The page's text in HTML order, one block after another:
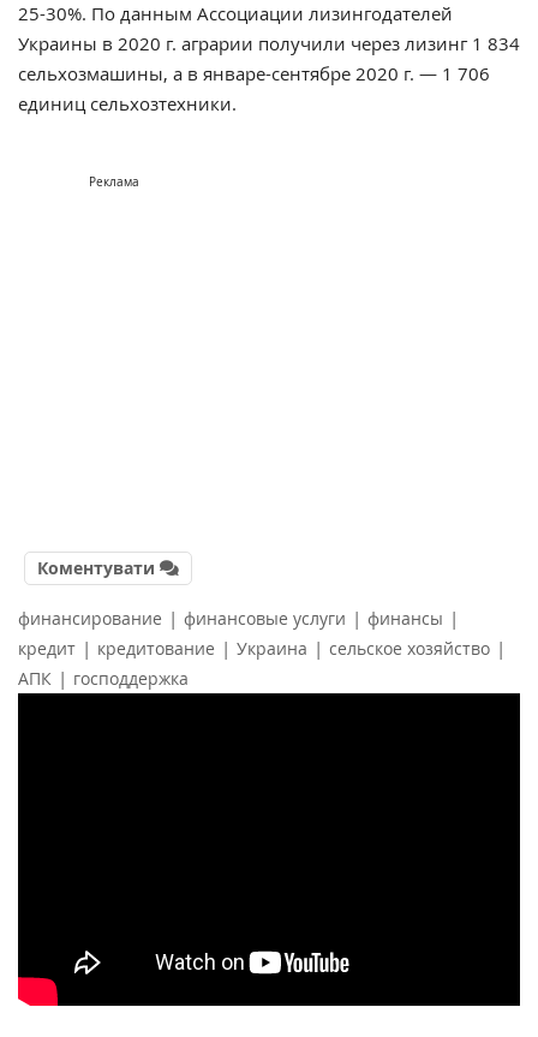
25-30%. По данным Ассоциации лизингодателей
Украины в 2020 г. аграрии получили через лизинг 1 834
сельхозмашины, а в январе-сентябре 2020 г. — 1 706
единиц сельхозтехники.
Реклама
Коментувати
финансирование | финансовые услуги | финансы |
кредит | кредитование | Украина | сельское хозяйство |
АПК | господдержка